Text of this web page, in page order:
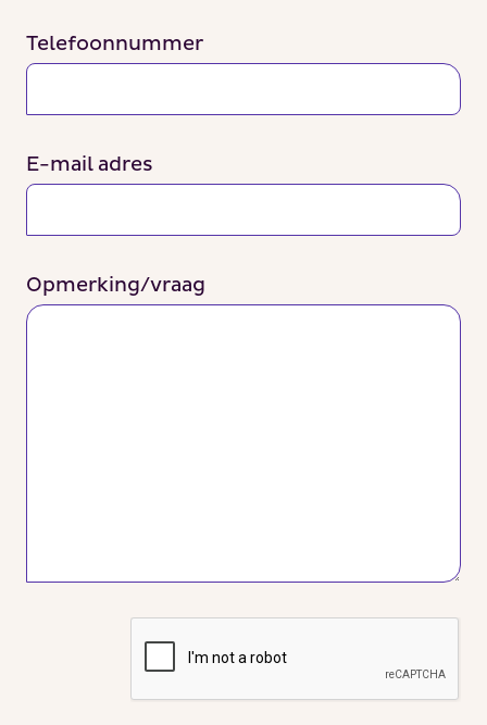
Telefoonnummer
E-mail adres
Opmerking/vraag